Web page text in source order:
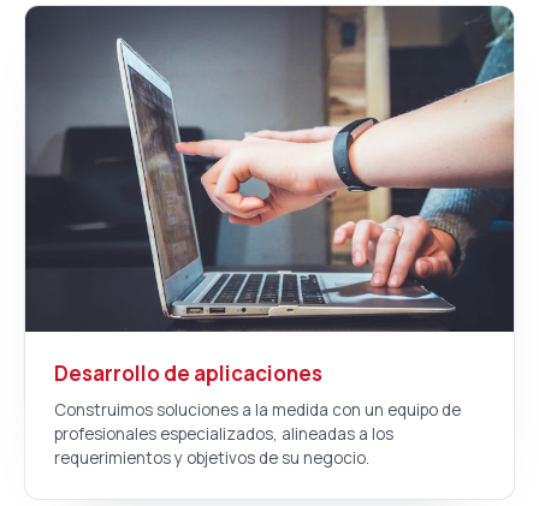
Desarrollo de aplicaciones
Construimos soluciones a la medida con un equipo de
profesionales especializados, alineadas a los
requerimientos y objetivos de su negocio.